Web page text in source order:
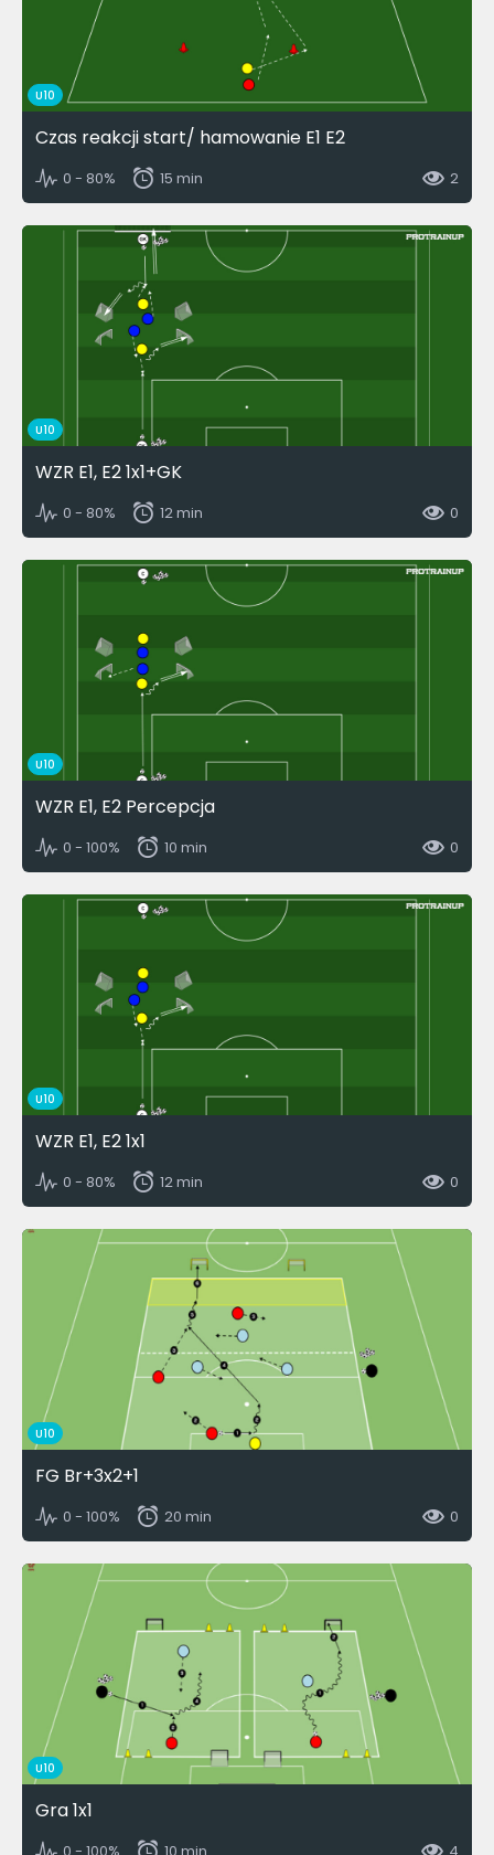
U10
Czas reakcji start/ hamowanie E1 E2
0 - 80% 15 min 2
U10
WZR E1, E2 1x1+GK
0 - 80% 12 min 0
U10
WZR E1, E2 Percepcja
0 - 100% 10 min 0
U10
WZR E1, E2 1x1
0 - 80% 12 min 0
U10
FG Br+3x2+1
0 - 100% 20 min 0
U10
Gra 1x1